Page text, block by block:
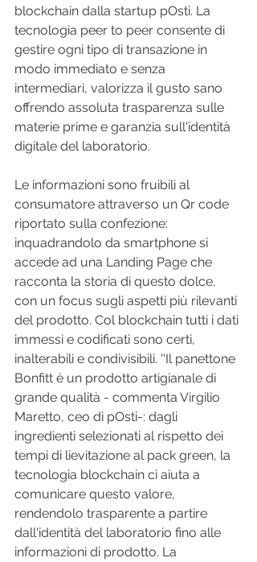
blockchain dalla startup pOsti. La
tecnologia peer to peer consente di
gestire ogni tipo di transazione in
modo immediato e senza
intermediari, valorizza il gusto sano
offrendo assoluta trasparenza sulle
materie prime e garanzia sull'identità
digitale del laboratorio.
Le informazioni sono fruibili al
consumatore attraverso un Qr code
riportato sulla confezione:
inquadrandolo da smartphone si
accede ad una Landing Page che
racconta la storia di questo dolce,
con un focus sugli aspetti più rilevanti
del prodotto. Col blockchain tutti i dati
immessi e codificati sono certi,
inalterabili e condivisibili. ''Il panettone
Bonfitt è un prodotto artigianale di
grande qualità - commenta Virgilio
Maretto, ceo di pOsti-: dagli
ingredienti selezionati al rispetto dei
tempi di lievitazione al pack green, la
tecnologia blockchain ci aiuta a
comunicare questo valore,
rendendolo trasparente a partire
dall'identità del laboratorio fino alle
informazioni di prodotto. La